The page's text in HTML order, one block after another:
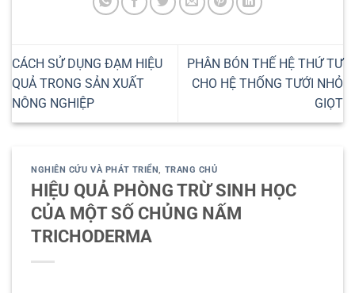
CÁCH SỬ DỤNG ĐẠM HIỆU
QUẢ TRONG SẢN XUẤT
NÔNG NGHIỆP
PHÂN BÓN THẾ HỆ THỨ TƯ
CHO HỆ THỐNG TƯỚI NHỎ
GIỌT
NGHIÊN CỨU VÀ PHÁT TRIỂN, TRANG CHỦ
HIỆU QUẢ PHÒNG TRỪ SINH HỌC
CỦA MỘT SỐ CHỦNG NẤM
TRICHODERMA